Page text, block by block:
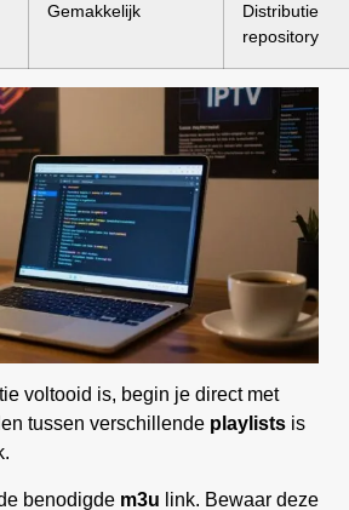
Gemakkelijk
Distributie
repository
voltooid is, begin je direct met
tussen verschillende playlists is
benodigde m3u link. Bewaar deze